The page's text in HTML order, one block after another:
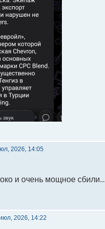
2026, 14:05
и очень мощное
2026, 14:22